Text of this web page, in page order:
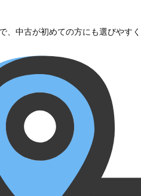
、中古が初めての方にも選びやす